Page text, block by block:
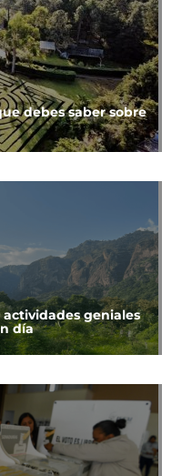
debes saber sobre
actividades geniales
día